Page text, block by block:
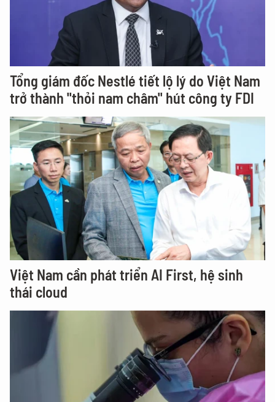
Tổng giám đốc Nestlé tiết lộ lý do Việt Nam
trở thành "thỏi nam châm" hút công ty FDI
Việt Nam cần phát triển AI First, hệ sinh
thái cloud